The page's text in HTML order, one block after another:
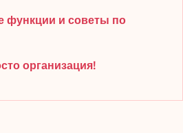
функции и советы по
организация!